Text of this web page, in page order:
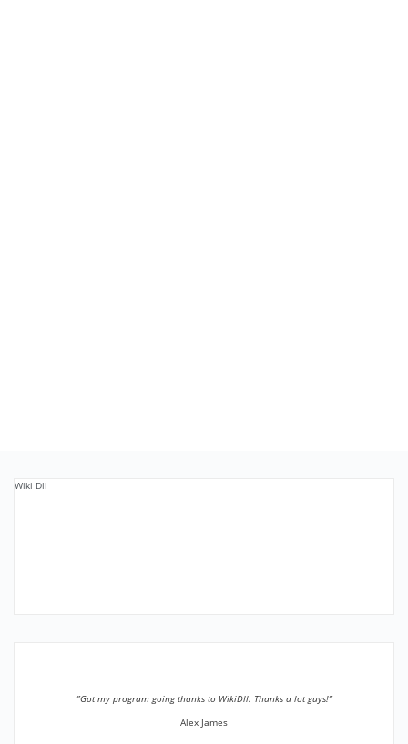
Wiki Dll
”Got my program going thanks to WikiDll. Thanks a lot guys!”
Alex James